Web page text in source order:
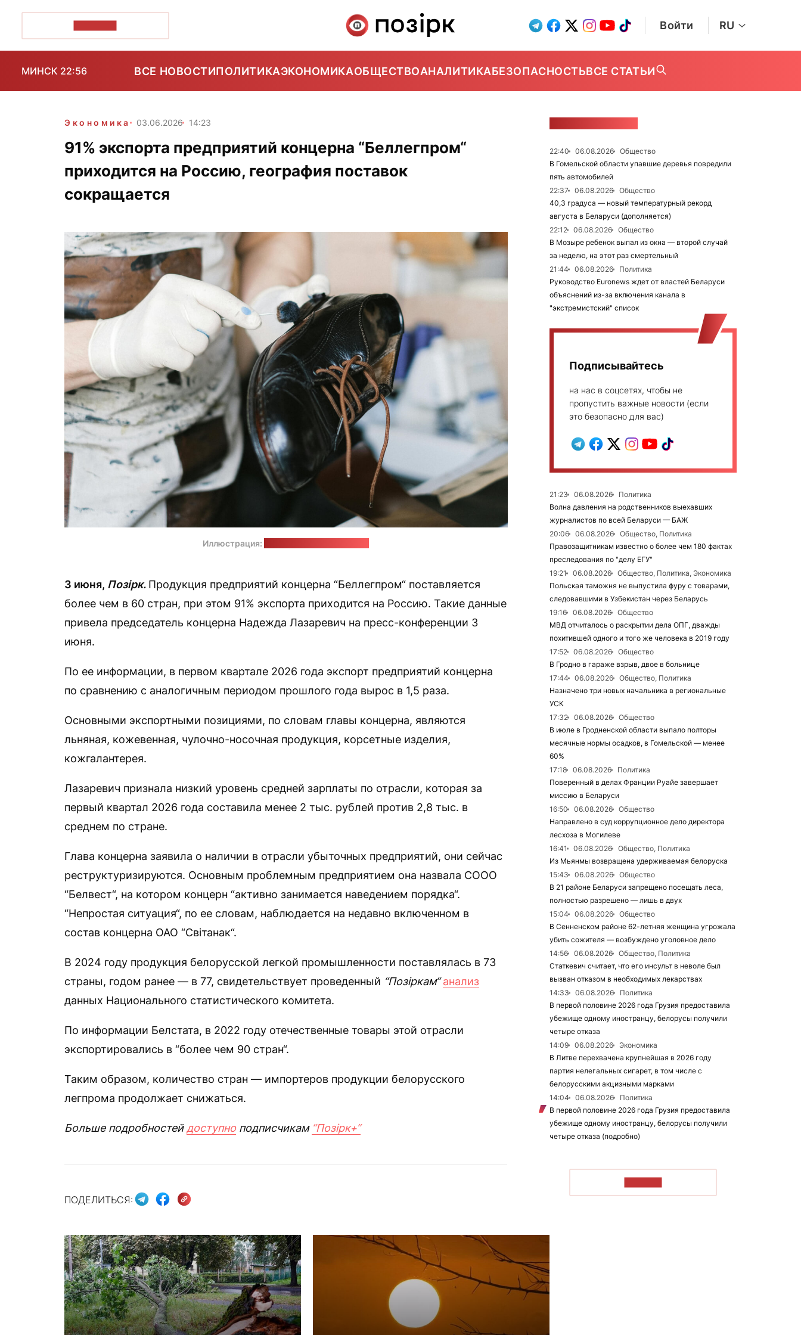
Войти RU
МИНСК 22:56 ВСЕ НОВОСТИПОЛИТИКАЭКОНОМИКАОБЩЕСТВОАНАЛИТИКАБЕЗОПАСНОСТЬВСЕ СТАТЬИ
Экономика 03.06.2026 14:23
91% экспорта предприятий концерна “Беллегпром“
приходится на Россию, география поставок
сокращается
Иллюстрация:
3 июня, Позірк. Продукция предприятий концерна “Беллегпром“ поставляется
более чем в 60 стран, при этом 91% экспорта приходится на Россию. Такие данные
привела председатель концерна Надежда Лазаревич на пресс-конференции 3
июня.
По ее информации, в первом квартале 2026 года экспорт предприятий концерна
по сравнению с аналогичным периодом прошлого года вырос в 1,5 раза.
Основными экспортными позициями, по словам главы концерна, являются
льняная, кожевенная, чулочно-носочная продукция, корсетные изделия,
кожгалантерея.
Лазаревич признала низкий уровень средней зарплаты по отрасли, которая за
первый квартал 2026 года составила менее 2 тыс. рублей против 2,8 тыс. в
среднем по стране.
Глава концерна заявила о наличии в отрасли убыточных предприятий, они сейчас
реструктуризируются. Основным проблемным предприятием она назвала СООО
“Белвест“, на котором концерн “активно занимается наведением порядка“.
“Непростая ситуация“, по ее словам, наблюдается на недавно включенном в
состав концерна ОАО “Світанак“.
В 2024 году продукция белорусской легкой промышленности поставлялась в 73
страны, годом ранее — в 77, свидетельствует проведенный “Позіркам“ анализ
данных Национального статистического комитета.
По информации Белстата, в 2022 году отечественные товары этой отрасли
экспортировались в “более чем 90 стран“.
Таким образом, количество стран — импортеров продукции белорусского
легпрома продолжает снижаться.
Больше подробностейдоступноподписчикам “Позірк+“
ПОДЕЛИТЬСЯ:
22:40 06.08.2026
Общество
В Гомельской области упавшие деревья повредили
пять автомобилей
22:37
06.08.2026
Общество
40,3 градуса — новый температурный рекорд
августа в Беларуси (дополняется)
22:12
06.08.2026
Общество
В Мозыре ребенок выпал из окна — второй случай
за неделю, на этот раз смертельный
21:44
06.08.2026
Политика
Руководство Euronews ждет от властей Беларуси
объяснений из-за включения канала в
"экстремистский" список
Подписывайтесь
на нас в соцсетях, чтобы не
пропустить важные новости (если
это безопасно для вас)
21:23 06.08.2026
Политика
Волна давления на родственников выехавших
журналистов по всей Беларуси — БАЖ
20:06
06.08.2026
Общество, Политика
Правозащитникам известно о более чем 180 фактах
преследования по "делу ЕГУ"
19:21
06.08.2026
Общество, Политика, Экономика
Польская таможня не выпустила фуру с товарами,
следовавшими в Узбекистан через Беларусь
19:16
06.08.2026
Общество
МВД отчиталось о раскрытии дела ОПГ, дважды
похитившей одного и того же человека в 2019 году
17:52
06.08.2026
Общество
В Гродно в гараже взрыв, двое в больнице
17:44
06.08.2026
Общество, Политика
Назначено три новых начальника в региональные
УСК
17:32
06.08.2026
Общество
В июле в Гродненской области выпало полторы
месячные нормы осадков, в Гомельской — менее
60%
17:18
06.08.2026
Политика
Поверенный в делах Франции Руайе завершает
миссию в Беларуси
16:50
06.08.2026
Общество
Направлено в суд коррупционное дело директора
лесхоза в Могилеве
16:41
06.08.2026
Общество, Политика
Из Мьянмы возвращена удерживаемая белоруска
15:43
06.08.2026
Общество
В 21 районе Беларуси запрещено посещать леса,
полностью разрешено — лишь в двух
15:04
06.08.2026
Общество
В Сенненском районе 62-летняя женщина угрожала
убить сожителя — возбуждено уголовное дело
14:56
06.08.2026
Общество, Политика
Статкевич считает, что его инсульт в неволе был
вызван отказом в необходимых лекарствах
14:33
06.08.2026
Политика
В первой половине 2026 года Грузия предоставила
убежище одному иностранцу, белорусы получили
четыре отказа
14:09
06.08.2026
Экономика
В Литве перехвачена крупнейшая в 2026 году
партия нелегальных сигарет, в том числе с
белорусскими акцизными марками
14:04
06.08.2026
Политика
В первой половине 2026 года Грузия предоставила
убежище одному иностранцу, белорусы получили
четыре отказа (подробно)